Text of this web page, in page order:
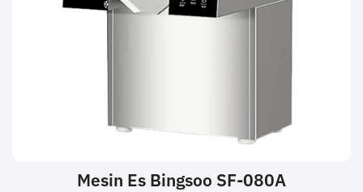
Mesin Es Bingsoo SF-080A